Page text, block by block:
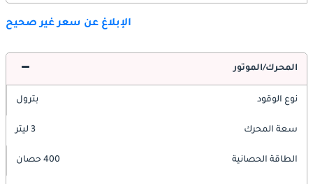
الإبلاغ عن سعر غير صحيح
المحرك/الموتور
نوع الوقود بترول
سعة المحرك 3 ليتر
الطاقة الحصانية 400 حصان